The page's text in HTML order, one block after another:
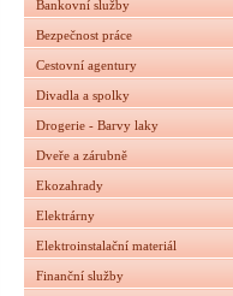
Bankovní služby
Bezpečnost práce
Cestovní agentury
Divadla a spolky
Drogerie - Barvy laky
Dveře a zárubně
Ekozahrady
Elektrárny
Elektroinstalační materiál
Finanční služby